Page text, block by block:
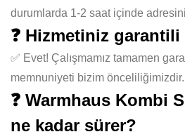
durumlarda 1-2 saat içinde
❓ Hizmetiniz
✅ Evet! Çalışmamız tamamen
memnuniyeti bizim önceliliğimizdir.
❓ Warmhaus Kombi
ne kadar sürer?